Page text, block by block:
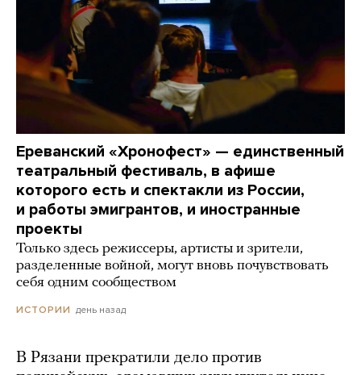
Ереванский «Хронофест» — единственный
театральный фестиваль, в афише
которого есть и спектакли из России,
и работы эмигрантов, и иностранные
проекты
Только здесь режиссеры, артисты и зрители,
разделенные войной, могут вновь почувствовать
себя одним сообществом
ИСТОРИИ день назад
В Рязани прекратили дело против